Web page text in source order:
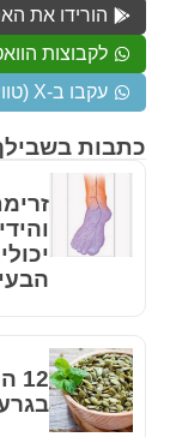
כתבות
הורידו את
לקבוצות
עקבו ב-X (טוויטר)